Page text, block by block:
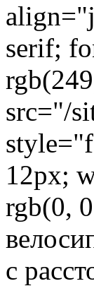
serif;
src="/
12px;
rgb(0,
с